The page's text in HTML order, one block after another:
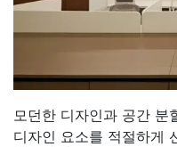
모던한 디자인과 공간 분
디자인 요소를 적절하게